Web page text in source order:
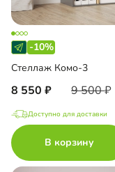
-10%
Стеллаж Комо-3
8 550 9 500
Доступно для доставки
В корзину